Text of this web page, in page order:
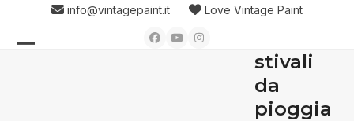
content
info@vintagepaint.it Love Vintage Paint
Facebook
YouTubeInstagram
stivali
da
pioggia